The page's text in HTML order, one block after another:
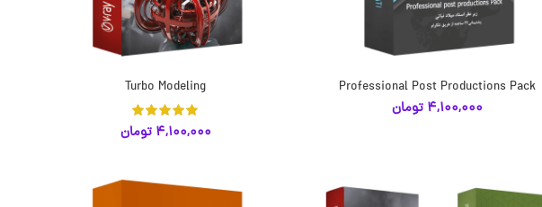
انتخاب گزینه‌ها
Professional Post Productions Pack
4,100,000 تومان
انتخاب گزینه‌ها
Turbo Modeling
4,100,000 تومان